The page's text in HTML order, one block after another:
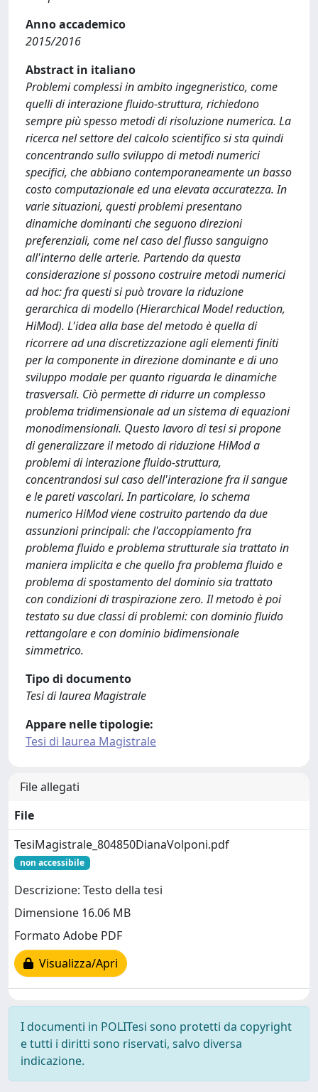
Anno accademico
2015/2016
Abstract in italiano
Problemi complessi in ambito ingegneristico, come
quelli di interazione fluido-struttura, richiedono
sempre più spesso metodi di risoluzione numerica. La
ricerca nel settore del calcolo scientifico si sta quindi
concentrando sullo sviluppo di metodi numerici
specifici, che abbiano contemporaneamente un basso
costo computazionale ed una elevata accuratezza. In
varie situazioni, questi problemi presentano
dinamiche dominanti che seguono direzioni
preferenziali, come nel caso del flusso sanguigno
all'interno delle arterie. Partendo da questa
considerazione si possono costruire metodi numerici
ad hoc: fra questi si può trovare la riduzione
gerarchica di modello (Hierarchical Model reduction,
HiMod). L'idea alla base del metodo è quella di
ricorrere ad una discretizzazione agli elementi finiti
per la componente in direzione dominante e di uno
sviluppo modale per quanto riguarda le dinamiche
trasversali. Ciò permette di ridurre un complesso
problema tridimensionale ad un sistema di equazioni
monodimensionali. Questo lavoro di tesi si propone
di generalizzare il metodo di riduzione HiMod a
problemi di interazione fluido-struttura,
concentrandosi sul caso dell'interazione fra il sangue
e le pareti vascolari. In particolare, lo schema
numerico HiMod viene costruito partendo da due
assunzioni principali: che l'accoppiamento fra
problema fluido e problema strutturale sia trattato in
maniera implicita e che quello fra problema fluido e
problema di spostamento del dominio sia trattato
con condizioni di traspirazione zero. Il metodo è poi
testato su due classi di problemi: con dominio fluido
rettangolare e con dominio bidimensionale
simmetrico.
Tipo di documento
Tesi di laurea Magistrale
Appare nelle tipologie:
Tesi di laurea Magistrale
File allegati
File
TesiMagistrale_804850DianaVolponi.pdf
non accessibile
Descrizione: Testo della tesi
Dimensione 16.06 MB
Formato Adobe PDF
Visualizza/Apri
I documenti in POLITesi sono protetti da copyright
e tutti i diritti sono riservati, salvo diversa
indicazione.